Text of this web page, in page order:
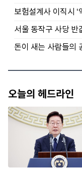
오늘의 헤드라인